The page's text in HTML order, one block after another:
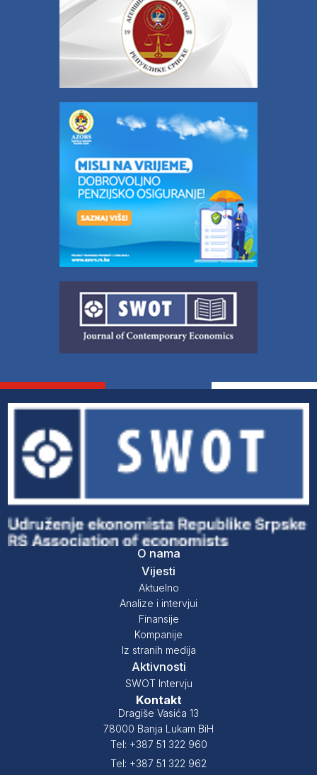
O nama
Vijesti
Aktuelno
Analize i intervjui
Finansije
Kompanije
Iz stranih medija
Aktivnosti
SWOT Intervju
Kontakt
Dragiše Vasića 13
78000 Banja Lukam BiH
Tel: +387 51 322 960
Tel: +387 51 322 962